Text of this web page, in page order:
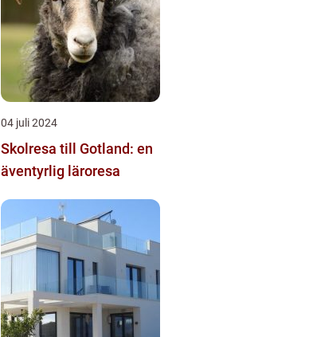
04 juli 2024
Skolresa till Gotland: en
äventyrlig läroresa